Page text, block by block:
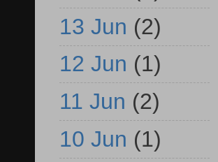
13 Jun (2)
12 Jun (1)
11 Jun (2)
10 Jun (1)